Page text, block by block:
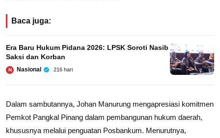
Baca juga:
Era Baru Hukum Pidana 2026: LPSK Soroti Nasib
Saksi dan Korban
N Nasional 216 hari
Dalam sambutannya, Johan Manurung mengapresiasi komitmen
Pemkot Pangkal Pinang dalam pembangunan hukum daerah,
khususnya melalui penguatan Posbankum. Menurutnya,